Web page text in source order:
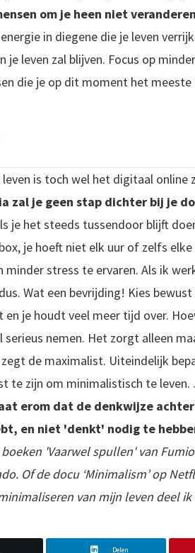
om je heen niet
in diegene die je leven
leven zal blijven. Focus op
die je op dit moment het meeste
is toch wel het digitaal online
zal je geen stap dichter bij je
je het steeds tussendoor blijft
je hoeft niet elk uur of zelfs
minder stress te ervaren. Als ik
Wat een bevrijding! Kies
je houdt veel meer tijd over.
nemen. Het zorgt alleen
zegt de maximalist. Uiteindelijk
te zijn om minimalistisch te
erom dat de denkwijze
en niet 'denkt' nodig te
'Vaarwel spullen' van
Of de docu ‘Minimalism’ op
van mijn leven deel
Delen